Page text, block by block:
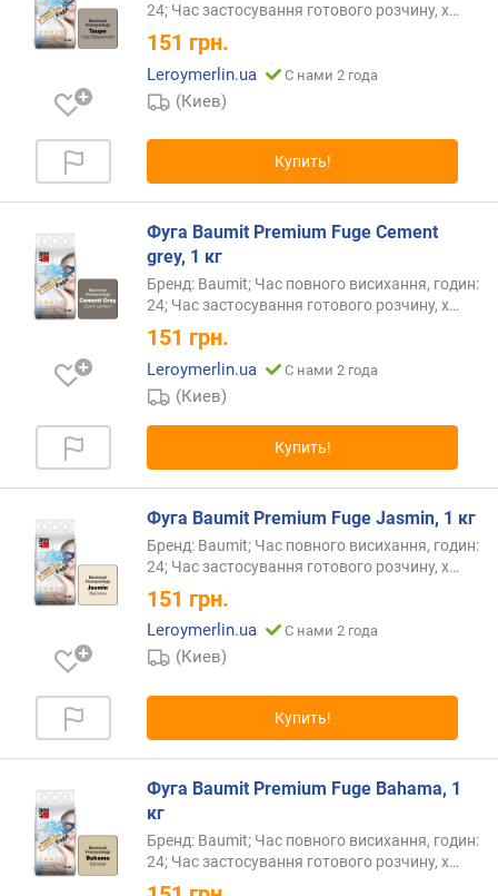
24; Час застосування готового розчину, х…
151 грн.
Leroymerlin.ua С нами 2 года
(Киев)
Купить!
Фуга Baumit Premium Fuge Cement
grey, 1 кг
Бренд: Baumit; Час повного висихання, годин:
24; Час застосування готового розчину, х…
151 грн.
Leroymerlin.ua С нами 2 года
(Киев)
Купить!
Фуга Baumit Premium Fuge Jasmin, 1 кг
Бренд: Baumit; Час повного висихання, годин:
24; Час застосування готового розчину, х…
151 грн.
Leroymerlin.ua С нами 2 года
(Киев)
Купить!
Фуга Baumit Premium Fuge Bahama, 1
кг
Бренд: Baumit; Час повного висихання, годин:
24; Час застосування готового розчину, х…